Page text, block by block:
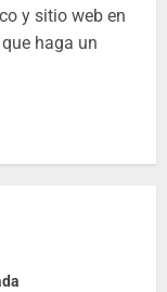
y sitio web en
haga un